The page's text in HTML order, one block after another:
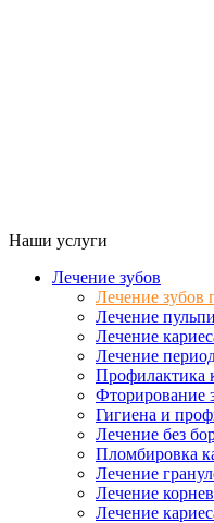
Наши услуги
Лечение зубов
Лечение зубов
Лечение
Лечение
Лечение
Профилактика
Фторирование
Гигиена и
Лечение без
Пломбировка
Лечение
Лечение
Лечение